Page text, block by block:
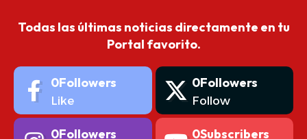
Todas las últimas noticias directamente en tu
Portal favorito.
0Followers
Like
0Followers
Follow
0Followers 0Subscribers